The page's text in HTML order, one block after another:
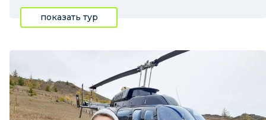
показать тур